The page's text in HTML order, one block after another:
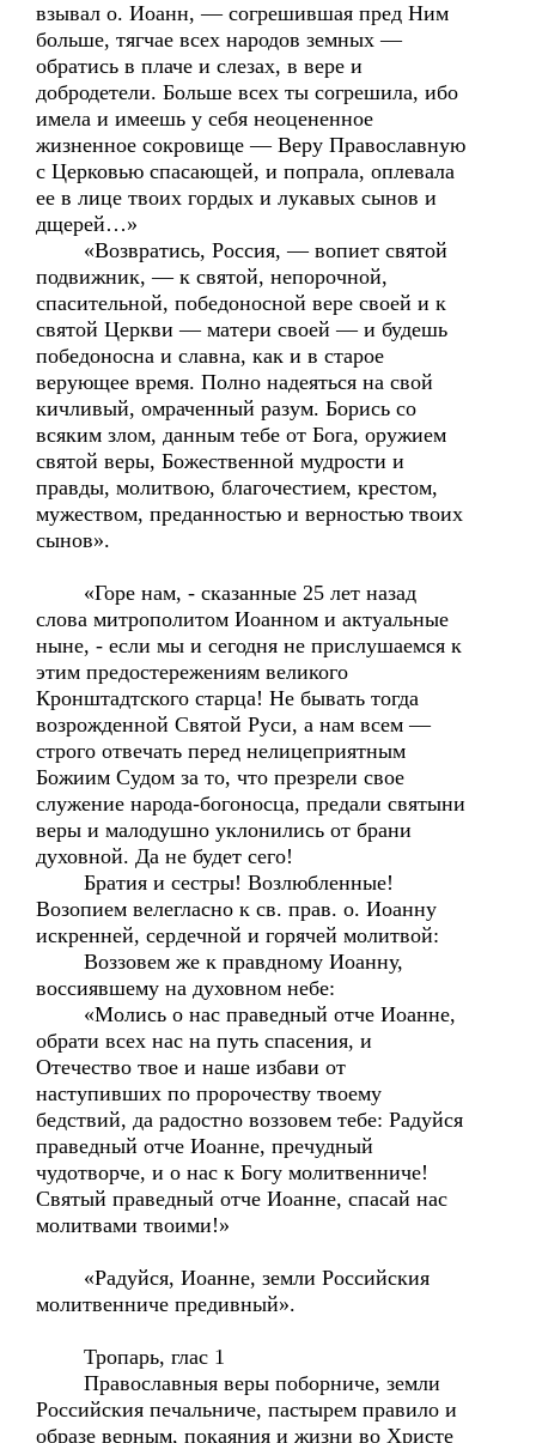
взывал о. Иоанн, — согрешившая пред Ним
больше, тягчае всех народов земных —
обратись в плаче и слезах, в вере и
добродетели. Больше всех ты согрешила, ибо
имела и имеешь у себя неоцененное
жизненное сокровище — Веру Православную
с Церковью спасающей, и попрала, оплевала
ее в лице твоих гордых и лукавых сынов и
дщерей…»
«Возвратись, Россия, — вопиет святой
подвижник, — к святой, непорочной,
спасительной, победоносной вере своей и к
святой Церкви — матери своей — и будешь
победоносна и славна, как и в старое
верующее время. Полно надеяться на свой
кичливый, омраченный разум. Борись со
всяким злом, данным тебе от Бога, оружием
святой веры, Божественной мудрости и
правды, молитвою, благочестием, крестом,
мужеством, преданностью и верностью твоих
сынов».
«Горе нам, - сказанные 25 лет назад
слова митрополитом Иоанном и актуальные
ныне, - если мы и сегодня не прислушаемся к
этим предостережениям великого
Кронштадтского старца! Не бывать тогда
возрожденной Святой Руси, а нам всем —
строго отвечать перед нелицеприятным
Божиим Судом за то, что презрели свое
служение народа-богоносца, предали святыни
веры и малодушно уклонились от брани
духовной. Да не будет сего!
Братия и сестры! Возлюбленные!
Возопием велегласно к св. прав. о. Иоанну
искренней, сердечной и горячей молитвой:
Воззовем же к правдному Иоанну,
воссиявшему на духовном небе:
«Молись о нас праведный отче Иоанне,
обрати всех нас на путь спасения, и
Отечество твое и наше избави от
наступивших по пророчеству твоему
бедствий, да радостно воззовем тебе: Радуйся
праведный отче Иоанне, пречудный
чудотворче, и о нас к Богу молитвенниче!
Святый праведный отче Иоанне, спасай нас
молитвами твоими!»
«Радуйся, Иоанне, земли Российския
молитвенниче предивный».
Тропарь, глас 1
Православныя веры поборниче, земли
Российския печальниче, пастырем правило и
образе верным, покаяния и жизни во Христе